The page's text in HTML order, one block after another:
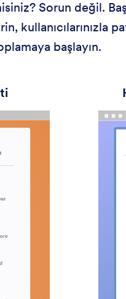
Sorun değil.
kullanıcılarınızla
başlayın.